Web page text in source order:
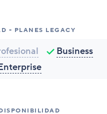
- PLANES LEGACY
Business